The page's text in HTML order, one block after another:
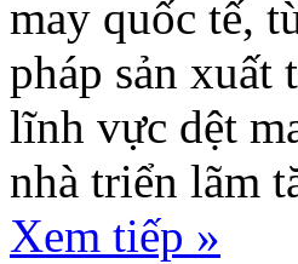
may quốc tế,
pháp sản
lĩnh vực dệt
nhà triển lãm
Xem tiếp »